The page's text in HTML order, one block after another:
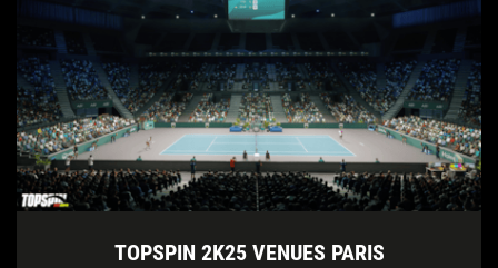
TOPSPIN 2K25 VENUES PARIS